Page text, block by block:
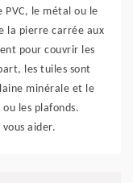
le métal ou le
la pierre carrée aux
pour couvrir les
les tuiles sont
minérale et le
les plafonds.
aider.